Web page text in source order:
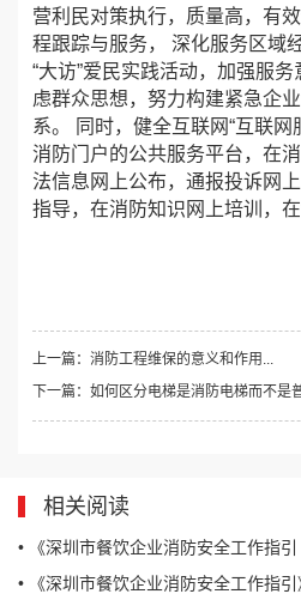
营利民对策执行，质量高，有
程跟踪与服务， 深化服务区域
“大访”爱民实践活动，加强服
虑群众思想，努力构建紧急企
系。 同时，健全互联网“互联网
消防门户的公共服务平台，在
法信息网上公布，通报投诉网
指导，在消防知识网上培训，
上一篇：消防工程维保的意义和作用...
下一篇：如何区分电梯是消防电梯而不是
相关阅读
• 《深圳市餐饮企业消防安全工作指
• 《深圳市餐饮企业消防安全工作指引》明确要对建筑消防设施